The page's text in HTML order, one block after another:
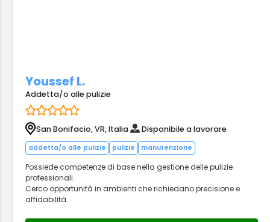
Youssef L.
Addetta/o alle pulizie
San Bonifacio, VR, Italia Disponibile a lavorare
addetta/o alle pulizie pulizie manutenzione
Possiede competenze di base nella gestione delle pulizie
professionali.
Cerco opportunità in ambienti che richiedano precisione e
affidabilità.